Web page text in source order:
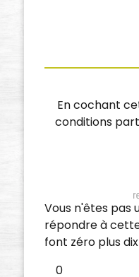
En cochant
conditions
Vous n'êtes pas
répondre à
font zéro plus